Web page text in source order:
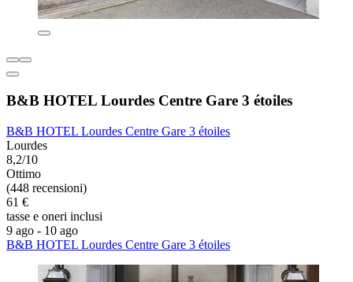
B&B HOTEL Lourdes Centre Gare 3 étoiles
B&B HOTEL Lourdes Centre Gare 3 étoiles
Lourdes
8,2/10
Ottimo
(448 recensioni)
61 €
tasse e oneri inclusi
9 ago - 10 ago
B&B HOTEL Lourdes Centre Gare 3 étoiles